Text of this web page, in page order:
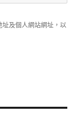
及個人網站網址，以